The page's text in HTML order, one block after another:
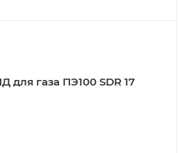
для газа ПЭ100 SDR 17